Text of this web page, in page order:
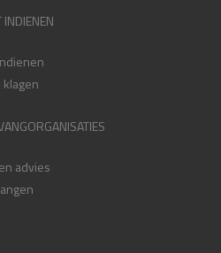
INDIENEN
klagen
advies